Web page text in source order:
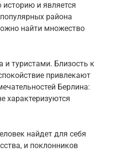
и является
района
найти множество
туристами. Близость к
привлекают
Берлина:
характеризуются
найдет для себя
и поклонников